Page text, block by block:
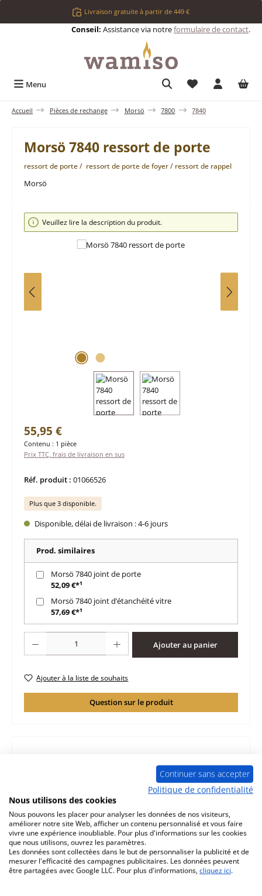
Passer au contenu principalLivraison gratuite à partir de 449 €
Conseil: Assistance via notreformulaire de contact.
Menu Vous avez 0
Accueil Pièces de rechange Morsö 7800 7840
Morsö 7840 ressort de porte
ressort de porte / ressort de porte de foyer / ressort de rappel
Morsö
Ignorer la galerie d'images
Veuillez lire la description du produit.
Prix régulier :
55,95 €
Contenu : 1 pièce
Prix TTC, frais de livraison en sus
Réf. produit : 01066526
Plus que 3 disponible.
Disponible, délai de livraison : 4-6 jours
Prod. similaires
Morsö 7840 joint de porte
52,09 €*¹
Morsö 7840 joint d’étanchéité vitre
57,69 €*¹
Ajouter au panier
Ajouter à la liste de souhaits
Question sur le produit
d‘origine ressort de porte pour le poêle Morsö 7840
Morsö 7840 ressort de porte données clés: ressort de
porte de foyer,…
Caractéristiques
Informations sur la sécurité du produit
Continuer sans accepter
Politique de confidentialité
Nous utilisons des cookies
Nous pouvons les placer pour analyser les données de nos visiteurs,
améliorer notre site Web, afficher un contenu personnalisé et vous faire
vivre une expérience inoubliable. Pour plus d'informations sur les cookies
que nous utilisons, ouvrez les paramètres.
Les données sont collectées dans le but de personnaliser la publicité et de
mesurer l'efficacité des campagnes publicitaires. Les données peuvent
être partagées avec Google LLC. Pour plus d'informations, cliquez ici.